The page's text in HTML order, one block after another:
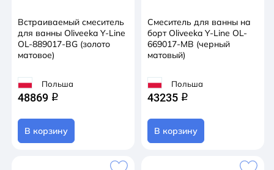
Встраиваемый смеситель
для ванны Oliveeka Y-Line
OL-889017-BG (золото
матовое)
Польша
48869 q
В корзину
Смеситель для ванны на
борт Oliveeka Y-Line OL-
669017-MB (черный
матовый)
Польша
43235 q
В корзину